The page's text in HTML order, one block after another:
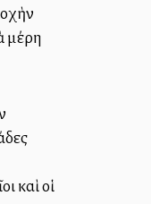
μέρη
καὶ οἱ